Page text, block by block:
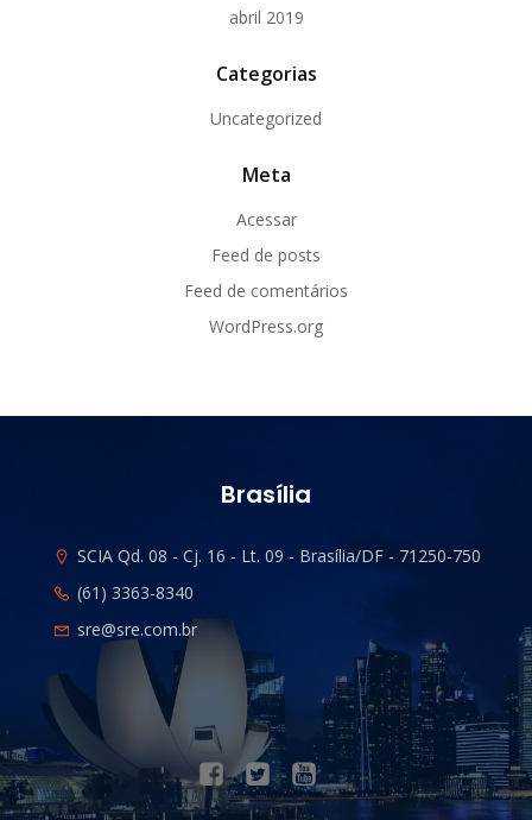
abril 2019
Categorias
Uncategorized
Meta
Acessar
Feed de posts
Feed de comentários
WordPress.org
Brasília
SCIA Qd. 08 - Cj. 16 - Lt. 09 - Brasília/DF - 71250-750
(61) 3363-8340
sre@sre.com.br